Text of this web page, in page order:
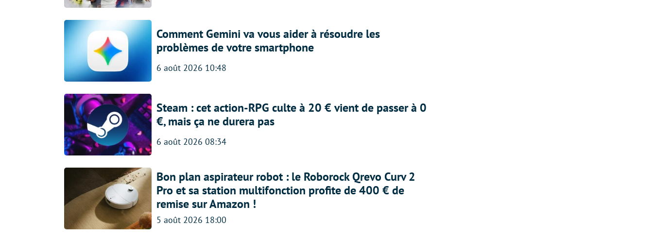
Comment Gemini va vous aider à résoudre les
problèmes de votre smartphone
6 août 2026 10:48
Steam : cet action-RPG culte à 20 € vient de passer à 0
€, mais ça ne durera pas
6 août 2026 08:34
Bon plan aspirateur robot : le Roborock Qrevo Curv 2
Pro et sa station multifonction profite de 400 € de
remise sur Amazon !
5 août 2026 18:00